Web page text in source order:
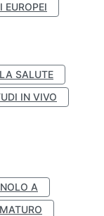
EUROPEI
SALUTE
IN VIVO
A